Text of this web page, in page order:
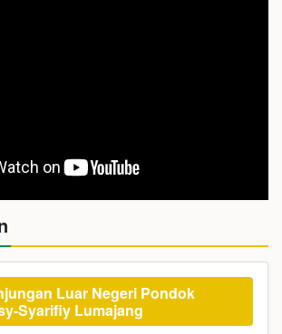
Luar Negeri Pondok
Syarifiy Lumajang